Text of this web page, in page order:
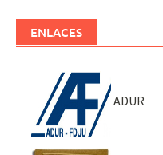
ENLACES
ADUR